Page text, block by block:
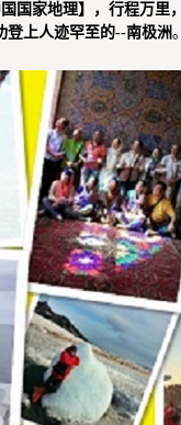
国家地理】，行程万里，
上人迹罕至的--南极洲。